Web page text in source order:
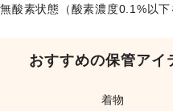
酸素状態（酸素濃度0.1%以下
おすすめの保管アイ
着物